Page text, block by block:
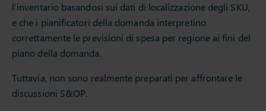
l’inventario basandosi sui dati di localizzazione degli SKU,
e che i pianificatori della domanda interpretino
correttamente le previsioni di spesa per regione ai fini del
piano della domanda.
Tuttavia, non sono realmente preparati per affrontare le
discussioni S&OP.